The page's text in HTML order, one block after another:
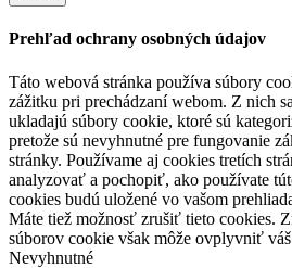
Prehľad ochrany osobných údajov
Táto webová stránka používa súbory
zážitku pri prechádzaní webom. Z nich
ukladajú súbory cookie, ktoré sú
pretože sú nevyhnutné pre fungovanie
stránky. Používame aj cookies tretích
analyzovať a pochopiť, ako používate
cookies budú uložené vo vašom
Máte tiež možnosť zrušiť tieto cookies.
súborov cookie však môže ovplyvniť
Nevyhnutné